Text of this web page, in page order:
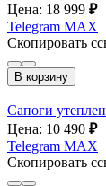
Цена: 18 999 ₽
Telegram MAX
Скопировать
В корзину
Сапоги
Цена: 10 490 ₽
Telegram MAX
Скопировать